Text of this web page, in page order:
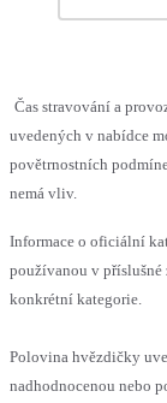
Čas stravování a
uvedených v nabídce
povětrnostních
nemá vliv.
Informace o oficiální
používanou v
konkrétní kategorie.
Polovina hvězdičky
nadhodnocenou nebo